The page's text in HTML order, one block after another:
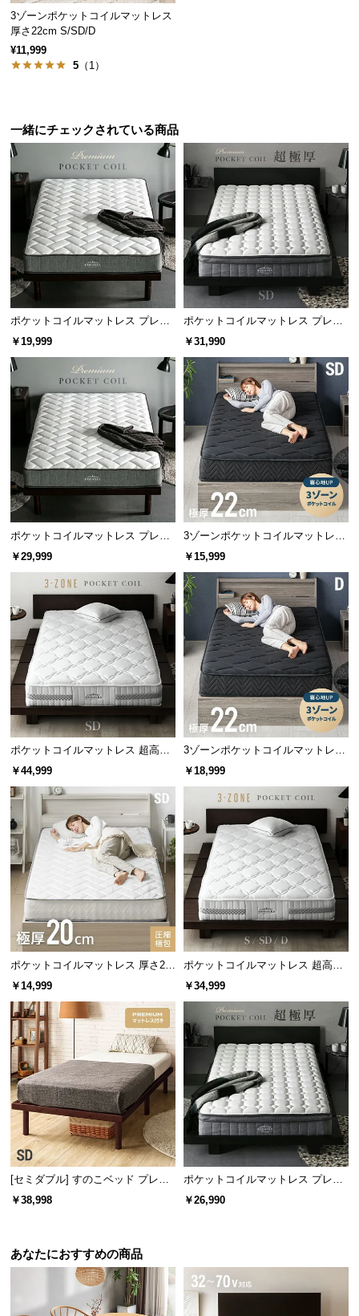
返
品・
キ
ル
い
て
保
証
規
約
に
つ
て
お
サ
ー
ト
知
ら
ブ
ロ
グ
企
業
情
寝心地の比較
コイルが少ない コイルが多い
✖ フィットしにくい
体に沿いにくく寝心地が悪い
〇 フィットしやすい
体に細かく沿い寝心地が良い
耐久性の高い線径
線径は太めの2.0㎜を使用しました。耐久性に優れる
ため、毎日安心してご使用頂けます。
コイル線径 2.0㎜
線径の太さ=コイルの強度
コイルの線径が太いほど強度が高
く、耐久性に優れます。
従来品 当商品
1.8㎜ 2.0㎜
線径0.2 mm増量で耐久性アップ!
身体にフィットする「点」の構造
地良いフィット感を生み出します。
3ゾーンポケットコイルマットレス
厚さ22cm S/SD/D
¥11,999
5 （1）
一緒にチェックされている商品
ポケットコイルマットレス プレミ
アム 厚さ20cm S/SD/D
￥19,999
ポケットコイルマットレス プレミ
アム 超極厚 厚さ25cm SD
￥31,990
ポケットコイルマットレス プレミ
アム 厚さ20cm D
￥29,999
3ゾーンポケットコイルマットレス
厚さ22cm SD ブラック
￥15,999
ポケットコイルマットレス 超高密
度3ゾーン 硬め 厚さ24cm SD
￥44,999
3ゾーンポケットコイルマットレス
厚さ22cm D ブラック
￥18,999
ポケットコイルマットレス 厚さ20
cm SD
￥14,999
ポケットコイルマットレス 超高密
度3ゾーン 硬め 厚さ24cm S/SD/D
￥34,999
[セミダブル] すのこベッド プレミ
アムマットレス付き
￥38,998
ポケットコイルマットレス プレミ
アム 超極厚 厚さ25cm S/SD/D
￥26,990
あなたにおすすめの商品